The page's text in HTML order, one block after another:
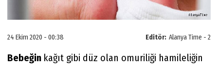
Editör: Alanya Time - 2
24 Ekim 2020 - 00:38
Bebeğin kağıt gibi düz olan omuriliği hamileliğin